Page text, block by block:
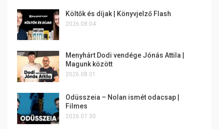
Költők és díjak | Könyvjelző Flash
2026.08.04.
Menyhárt Dodi vendége Jónás Attila |
Magunk között
2026.08.01.
Odüsszeia – Nolan ismét odacsap |
Filmes
2026.07.30.